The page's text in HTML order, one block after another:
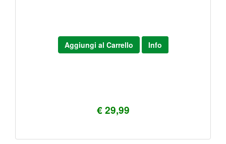
€ 29,99
Aggiungi al Carrello Info